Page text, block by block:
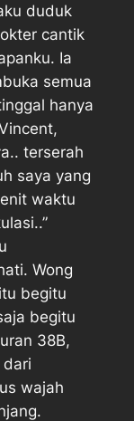
duduk
cantik
Ia
semua
hanya
terserah
saya yang
waktu
Wong
begitu
begitu
38B,
wajah